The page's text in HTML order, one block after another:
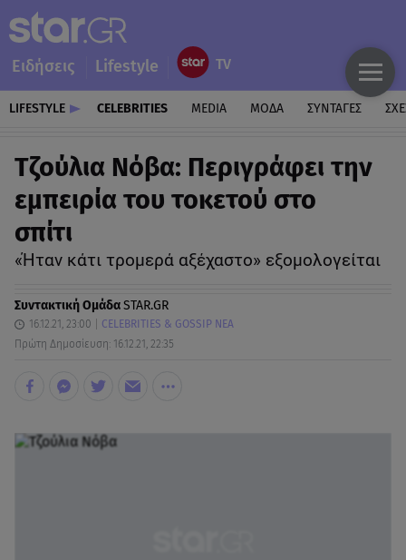
Ειδήσεις Lifestyle
LIFESTYLE CELEBRITIES MEDIA ΜΟΔΑ ΣΥΝΤΑΓΕΣ
Τζούλια Νόβα: Περιγράφει την
εμπειρία του τοκετού στο
σπίτι
«Ήταν κάτι τρομερά αξέχαστο» εξομολογείται
Συντακτική ΟμάδαSTAR.GR
16.12.21, 23:00
CELEBRITIES & GOSSIP ΝΕΑ
Πρώτη Δημοσίευση: 16.12.21, 22:35